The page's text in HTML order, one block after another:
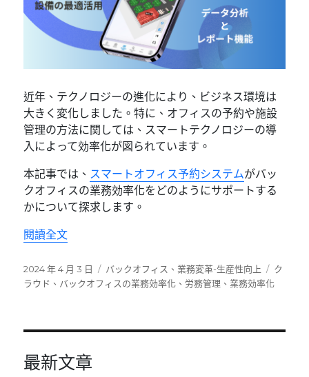
近年、テクノロジーの進化により、ビジネス環境は
大きく変化しました。特に、オフィスの予約や施設
管理の方法に関しては、スマートテクノロジーの導
入によって効率化が図られています。
本記事では、 スマートオフィス予約システムがバッ
クオフィスの業務効率化をどのようにサポートする
かについて探求します。
閱讀全文〈スマートオフィス予約システムがバックオフ
發
佈
2024 年 4 月 3 日
分
類
バックオフィス 、 業務変革-生産性向上
標
籤
ク
ラウド 、 バックオフィスの業務効率化 、 労務管理 、 業務効率化
最新文章